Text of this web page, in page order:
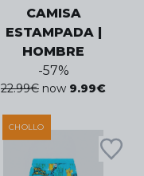
CAMISA
ESTAMPADA |
HOMBRE
-57%
22.99€ now 9.99€
CHOLLO